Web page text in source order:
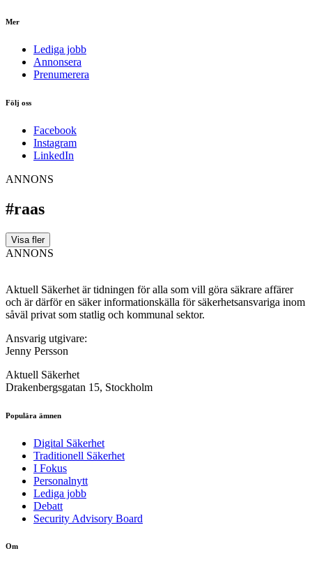
Mer
Lediga jobb
Annonsera
Prenumerera
Följ oss
Facebook
Instagram
LinkedIn
ANNONS
#raas
Visa fler
ANNONS
Aktuell Säkerhet är tidningen för alla som vill göra säkrare affärer
och är därför en säker informationskälla för säkerhets­ansvariga inom
såväl privat som statlig och kommunal sektor.
Ansvarig utgivare:
Jenny Persson
Aktuell Säkerhet
Drakenbergsgatan 15, Stockholm
Populära ämnen
Digital Säkerhet
Traditionell Säkerhet
I Fokus
Personalnytt
Lediga jobb
Debatt
Security Advisory Board
Om